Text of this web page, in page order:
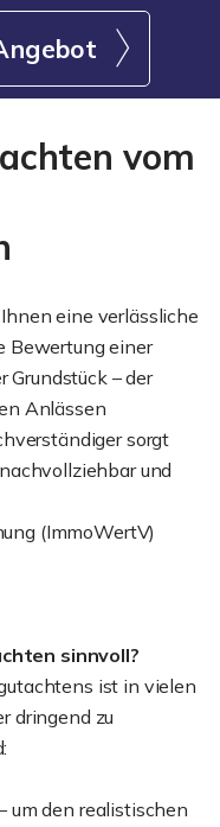
vom
eine verlässliche
Bewertung einer
Grundstück – der
Anlässen
sorgt
und
(ImmoWertV)
sinnvoll?
ist in vielen
dringend zu
um den realistischen